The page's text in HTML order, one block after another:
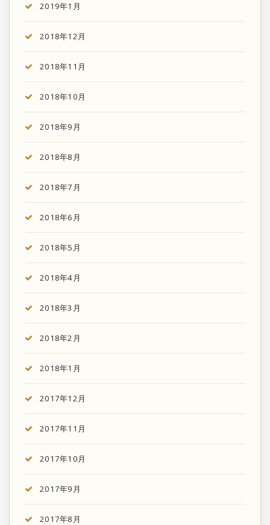
2019年1月
2018年12月
2018年11月
2018年10月
2018年9月
2018年8月
2018年7月
2018年6月
2018年5月
2018年4月
2018年3月
2018年2月
2018年1月
2017年12月
2017年11月
2017年10月
2017年9月
2017年8月